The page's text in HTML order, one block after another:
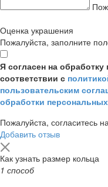
Оценка украшения
Пожалуйста, заполните
Я согласен на
соответствии с
пользовательским
обработки
Пожалуйста, согласитесь
Добавить отзыв
Как узнать размер кольца
1 способ